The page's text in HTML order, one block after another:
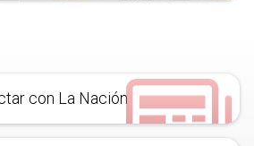
con La Nación